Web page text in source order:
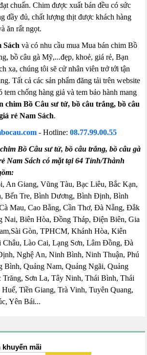
chuẩn. Chim được xuất bán đều có sức
đầy đủ, chất lượng thịt được khách hàng
ăn rất ngọt.
Sách và có nhu cầu mua Mua bán chim Bồ
bồ câu gà Mỹ,...đẹp, khoẻ, giá rẻ, Bạn
xa, chúng tôi sẽ cử nhân viên trở tới tận
Tất cả các sản phẩm đăng tải trên website
tem chống hàng giả và tem bảo hành mang
chim Bồ Câu sư tử, bồ câu trắng, bồ câu
rẻ Nam Sách.
- Hotline: 08.77.99.00.55
Bồ Câu sư tử, bồ câu trắng, bồ câu gà
Nam Sách có mặt tại 64 Tỉnh/Thành
An Giang, Vũng Tàu, Bạc Liêu, Bắc Kạn,
Bến Tre, Bình Dương, Bình Định, Bình
Mau, Cao Bằng, Cần Thơ, Đà Nẵng, Đắk
Biên Hòa, Đồng Tháp, Điện Biên, Gia
Gòn, TPHCM, Khánh Hòa, Kiên
Châu, Lào Cai, Lạng Sơn, Lâm Đồng, Đà
Nghệ An, Ninh Bình, Ninh Thuận, Phú
Bình, Quảng Nam, Quảng Ngãi, Quảng
Trăng, Sơn La, Tây Ninh, Thái Bình, Thái
Tiền Giang, Trà Vinh, Tuyên Quang,
Yên Bái...
mãi